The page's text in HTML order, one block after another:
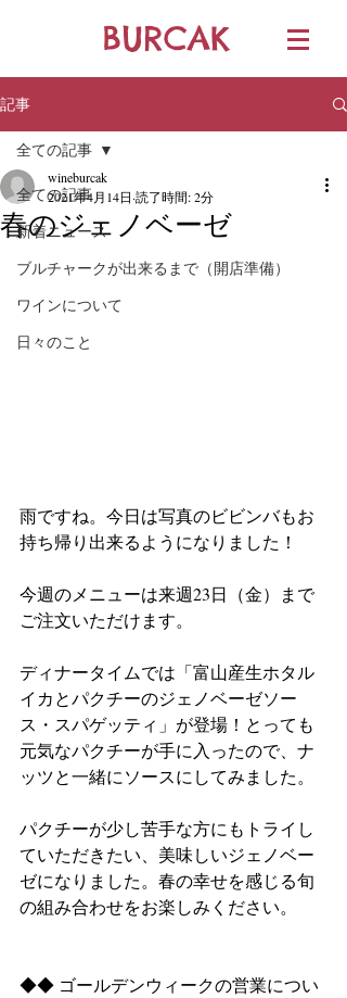
BURCAK
記事
全ての記事
新着ニュース
ブルチャークが出来るまで（開店準備）
ワインについて
日々のこと
全ての記事
春のジェノベーゼ
wineburcak
2021年4月14日 読了時間: 2分
雨ですね。今日は写真のビビンバもお
持ち帰り出来るようになりました！
今週のメニューは来週23日（金）まで
ご注文いただけます。
ディナータイムでは「富山産生ホタル
イカとパクチーのジェノベーゼソー
ス・スパゲッティ」が登場！とっても
元気なパクチーが手に入ったので、ナ
ッツと一緒にソースにしてみました。
パクチーが少し苦手な方にもトライし
ていただきたい、美味しいジェノベー
ゼになりました。春の幸せを感じる旬
の組み合わせをお楽しみください。
◆◆ ゴールデンウィークの営業につい